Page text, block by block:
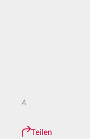
A
Teilen